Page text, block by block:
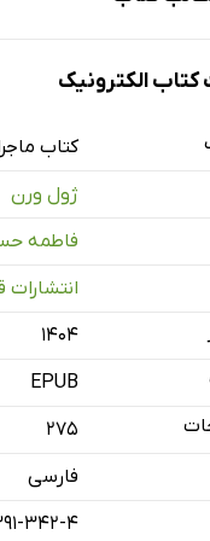
الکترونیک
کتاب
ژول ورن
فاطمه
۱۴۰۴
EPUB
275
فارسی
342-4